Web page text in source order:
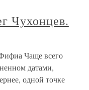
Чухонцев.
Чаще всего
датами,
одной точке